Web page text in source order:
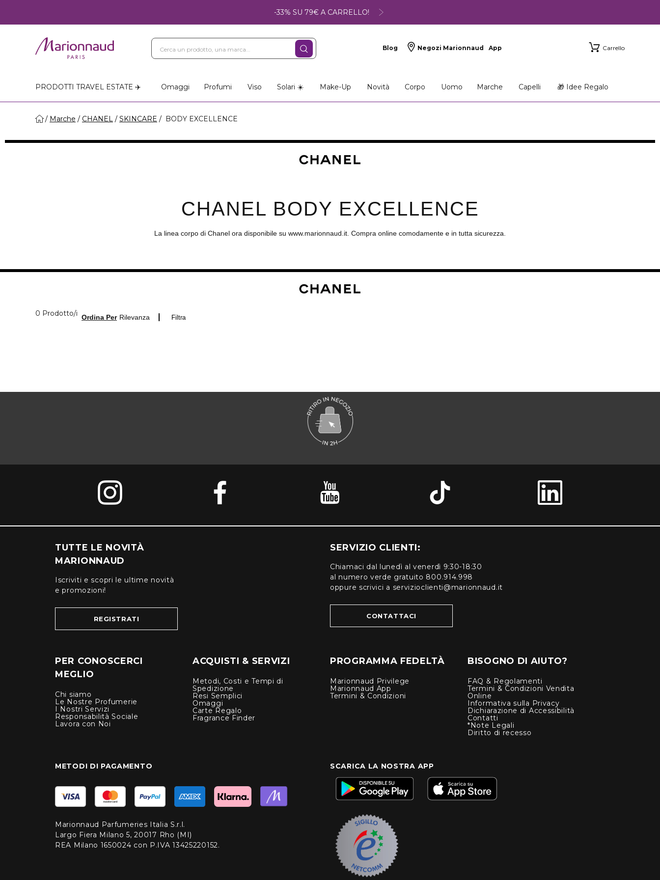
-33% SU 79€ A CARRELLO!
Blog Negozi Marionnaud App Carrello
PRODOTTI TRAVEL ESTATE ✈️ Omaggi Profumi Viso Solari ☀️ Make-Up Novità Corpo Uomo Marche Capelli 🎁 Idee Regalo
Marche CHANEL SKINCARE BODY EXCELLENCE
CHANEL BODY EXCELLENCE
La linea corpo di Chanel ora disponibile su www.marionnaud.it. Compra online comodamente e in tutta sicurezza.
0 Prodotto/i 0 Prodotti visualizzati Filtra
Ordina Per Rilevanza
TUTTE LE NOVITÀ
MARIONNAUD
Iscriviti e scopri le ultime novità
e promozioni!
REGISTRATI
SERVIZIO CLIENTI:
Chiamaci dal lunedì al venerdì 9:30-18:30
al numero verde gratuito 800.914.998
oppure scrivici a servizioclienti@marionnaud.it
CONTATTACI
PER CONOSCERCI
MEGLIO
Chi siamo
Le Nostre Profumerie
I Nostri Servizi
Responsabilità Sociale
Lavora con Noi
ACQUISTI & SERVIZI
Metodi, Costi e Tempi di
Spedizione
Resi Semplici
Omaggi
Carte Regalo
Fragrance Finder
PROGRAMMA FEDELTÀ
Marionnaud Privilege
Marionnaud App
Termini & Condizioni
BISOGNO DI AIUTO?
FAQ & Regolamenti
Termini & Condizioni Vendita
Online
Informativa sulla Privacy
Dichiarazione di Accessibilità
Contatti
*Note Legali
Diritto di recesso
METODI DI PAGAMENTO
Marionnaud Parfumeries Italia S.r.l.
Largo Fiera Milano 5, 20017 Rho (MI)
REA Milano 1650024 con P.IVA 13425220152.
SCARICA LA NOSTRA APP